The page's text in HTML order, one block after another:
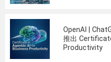
OpenAI |
推出
Productivity